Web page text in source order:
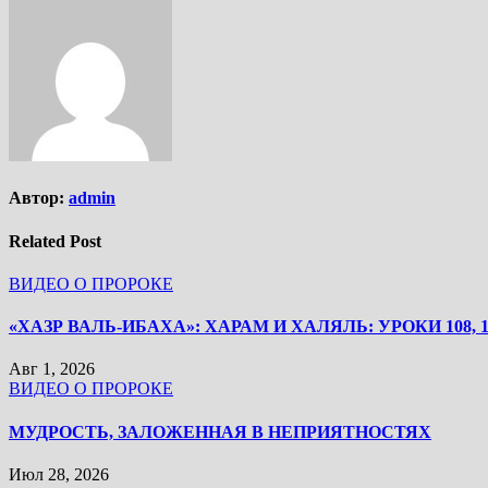
Автор: admin
Related Post
ВИДЕО О ПРОРОКЕ
«ХАЗР ВАЛЬ-ИБАХА»: ХАРАМ И ХАЛЯЛЬ: УРОКИ 108,
Авг 1, 2026
ВИДЕО О ПРОРОКЕ
МУДРОСТЬ, ЗАЛОЖЕННАЯ В НЕПРИЯТНОСТЯХ
Июл 28, 2026